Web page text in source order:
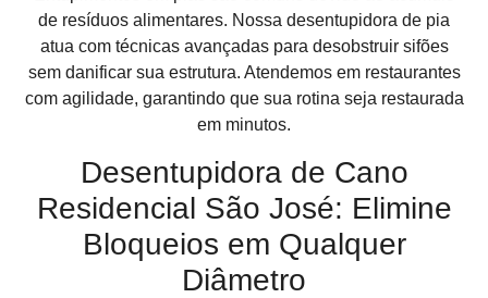
de resíduos alimentares. Nossa desentupidora de pia
atua com técnicas avançadas para desobstruir sifões
sem danificar sua estrutura. Atendemos em restaurantes
com agilidade, garantindo que sua rotina seja restaurada
em minutos.
Desentupidora de Cano
Residencial São José: Elimine
Bloqueios em Qualquer
Diâmetro